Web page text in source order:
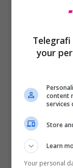
your
content
services
Store
Learn
Your personal